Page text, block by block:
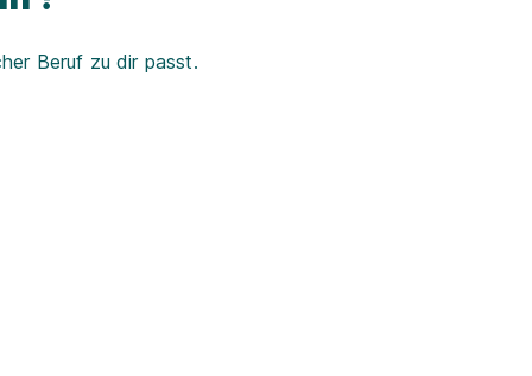
Beruf zu dir passt.